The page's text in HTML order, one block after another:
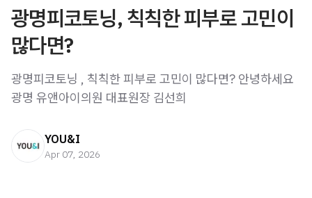
광명피코토닝, 칙칙한 피부로 고민이
많다면?
광명피코토닝 , 칙칙한 피부로 고민이 많다면? 안녕하세요
광명 유앤아이의원 대표원장 김선희
YOU&I
Apr 07, 2026